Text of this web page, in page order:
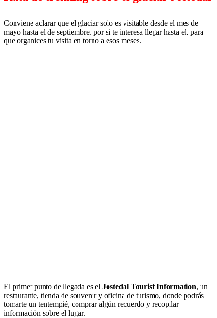
Conviene aclarar que el glaciar solo es visitable desde el mes de
mayo hasta el de septiembre, por si te interesa llegar hasta el, para
que organices tu visita en torno a esos meses.
El primer punto de llegada es el Jostedal Tourist Information, un
restaurante, tienda de souvenir y oficina de turismo, donde podrás
tomarte un tentempié, comprar algún recuerdo y recopilar
información sobre el lugar.